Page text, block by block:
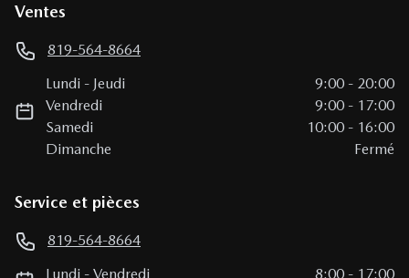
Ventes
819-564-8664
Lundi - Jeudi 9:00 - 20:00
Vendredi
9:00 - 17:00
Samedi
10:00 - 16:00
Dimanche
Fermé
Service et pièces
819-564-8664
Lundi -Vendredi 8:00 - 17:00